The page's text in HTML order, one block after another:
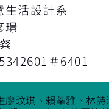
生活設計系
璟
＃6401
廖玟琪、賴莘雅、林